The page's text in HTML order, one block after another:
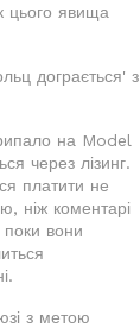
цього явища
дограється' з
на Model
через лізинг.
платити не
ніж коментарі
поки вони
з метою